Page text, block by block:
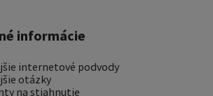
informácie
internetové podvody
otázky
na stiahnutie